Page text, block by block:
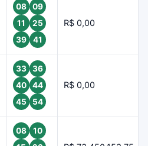
08
09
11
25
39
41
R$ 0,00
33
36
40
44
45
54
R$ 0,00
08
10